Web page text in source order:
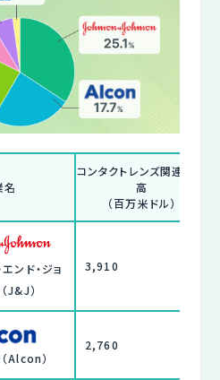
名
コンタクトレンズ関連売上
高
（百万米ドル）
ンド・ジョ
J&J）
3,910
Alcon）
2,760